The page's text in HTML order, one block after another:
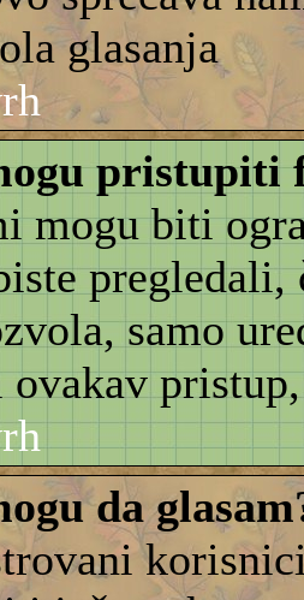
glasanja
pristupiti
mogu biti
samo
ovakav
da